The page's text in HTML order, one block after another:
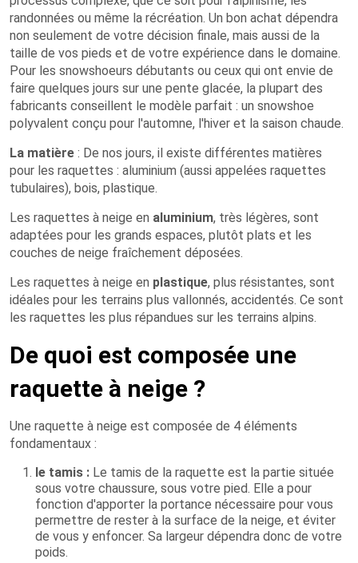
randonnées ou même la récréation. Un bon achat dépendra
non seulement de votre décision finale, mais aussi de la
taille de vos pieds et de votre expérience dans le domaine.
Pour les snowshoeurs débutants ou ceux qui ont envie de
faire quelques jours sur une pente glacée, la plupart des
fabricants conseillent le modèle parfait : un snowshoe
polyvalent conçu pour l'automne, l'hiver et la saison chaude.
La matière : De nos jours, il existe différentes matières
pour les raquettes : aluminium (aussi appelées raquettes
tubulaires), bois, plastique.
Les raquettes à neige en aluminium, très légères, sont
adaptées pour les grands espaces, plutôt plats et les
couches de neige fraîchement déposées.
Les raquettes à neige en plastique, plus résistantes, sont
idéales pour les terrains plus vallonnés, accidentés. Ce sont
les raquettes les plus répandues sur les terrains alpins.
De quoi est composée une
raquette à neige ?
Une raquette à neige est composée de 4 éléments
fondamentaux :
le tamis : Le tamis de la raquette est la partie située
sous votre chaussure, sous votre pied. Elle a pour
fonction d'apporter la portance nécessaire pour vous
permettre de rester à la surface de la neige, et éviter
de vous y enfoncer. Sa largeur dépendra donc de votre
poids.